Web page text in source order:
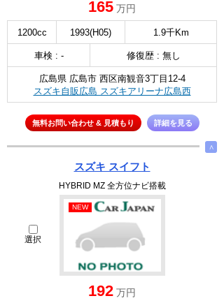
165 万円
1200cc 1993(H05) 1.9千Km
車検 : - 修復歴 : 無し
広島県 広島市 西区南観音3丁目12-4
スズキ自販広島 スズキアリーナ広島西
無料お問い合わせ & 見積もり 詳細を見る
∧
スズキ スイフト
HYBRID MZ 全方位ナビ搭載
選択
NEW
192 万円